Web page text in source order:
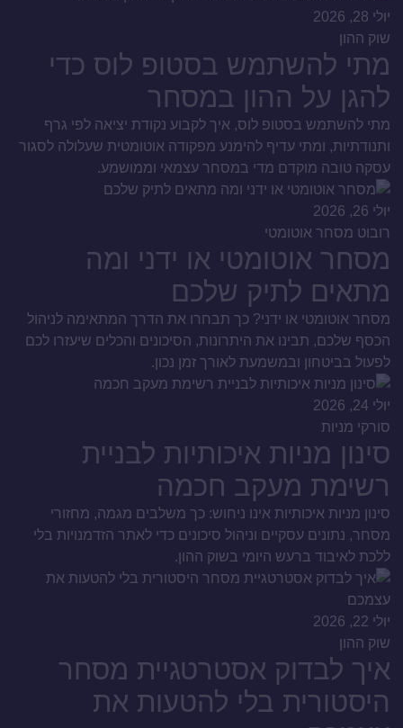
יולי 28, 2026
שוק ההון
מתי להשתמש בסטופ לוס כדי
להגן על ההון במסחר
מתי להשתמש בסטופ לוס, איך לקבוע נקודת יציאה לפי גרף
ותנודתיות, ומתי עדיף להימנע מפקודה אוטומטית שעלולה לסגור
עסקה טובה מוקדם מדי במסחר עצמאי וממושמע.
יולי 26, 2026
רובוט מסחר אוטומטי
מסחר אוטומטי או ידני ומה
מתאים לתיק שלכם
מסחר אוטומטי או ידני? כך תבחרו את הדרך המתאימה לניהול
הכסף שלכם, תבינו את היתרונות, הסיכונים והכלים שיעזרו לכם
לפעול בביטחון ובמשמעת לאורך זמן נכון.
יולי 24, 2026
סורקי מניות
סינון מניות איכותיות לבניית
רשימת מעקב חכמה
סינון מניות איכותיות אינו ניחוש: כך משלבים מגמה, מחזורי
מסחר, נתונים עסקיים וניהול סיכונים כדי לאתר הזדמנויות בלי
ללכת לאיבוד ברעש היומי בשוק ההון.
יולי 22, 2026
שוק ההון
איך לבדוק אסטרטגיית מסחר
היסטורית בלי להטעות את